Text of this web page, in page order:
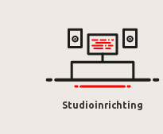
Studioinrichting